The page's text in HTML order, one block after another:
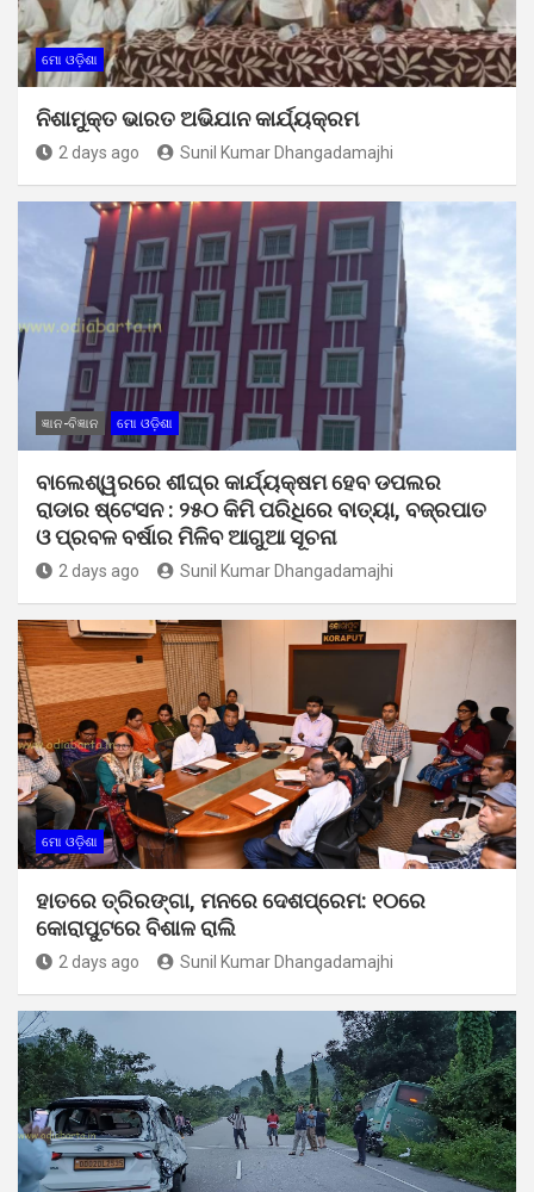
ମୋ ଓଡ଼ିଶା
ନିଶାମୁକ୍ତ ଭାରତ ଅଭିଯାନ କାର୍ଯ୍ୟକ୍ରମ
2 days ago Sunil Kumar Dhangadamajhi
ଜ୍ଞାନ-ବିଜ୍ଞାନ ମୋ ଓଡ଼ିଶା
ବାଲେଶ୍ୱରରେ ଶୀଘ୍ର କାର୍ଯ୍ୟକ୍ଷମ ହେବ ଡପଲର
ରାଡାର ଷ୍ଟେସନ : ୨୫୦ କିମି ପରିଧିରେ ବାତ୍ୟା, ବଜ୍ରପାତ
ଓ ପ୍ରବଳ ବର୍ଷାର ମିଳିବ ଆଗୁଆ ସୂଚନା
2 days ago Sunil Kumar Dhangadamajhi
ମୋ ଓଡ଼ିଶା
ହାତରେ ତ୍ରିରଙ୍ଗା, ମନରେ ଦେଶପ୍ରେମ: ୧୦ରେ
କୋରାପୁଟରେ ବିଶାଳ ରାଲି
2 days ago Sunil Kumar Dhangadamajhi